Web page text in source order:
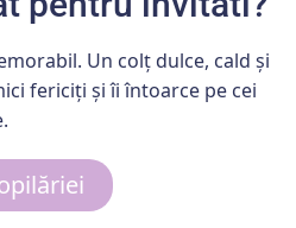
Un colț dulce, cald și
fericiți și îi întoarce pe cei